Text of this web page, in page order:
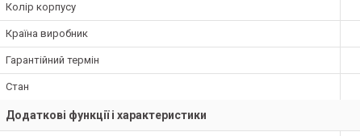
Колір корпусу
Країна виробник
Гарантійний термін
Стан
Додаткові функції і характеристики